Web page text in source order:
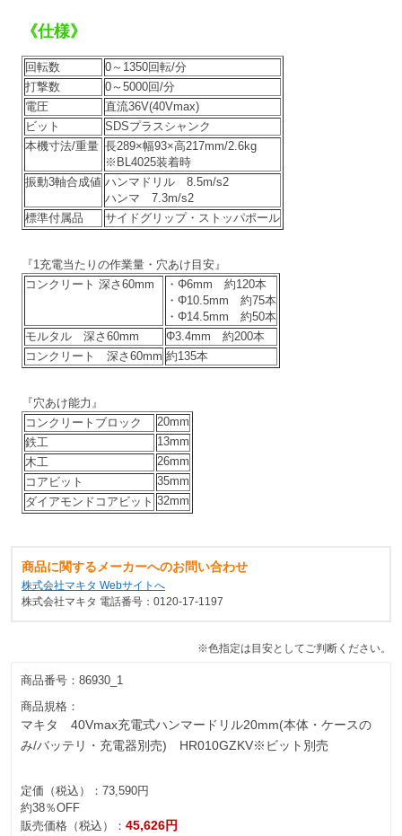
《仕様》
回転数
0～1350回転/分
打撃数
0～5000回/分
電圧
直流36V(40Vmax)
ビット
SDSプラスシャンク
本機寸法/重量 長289×幅93×高217mm/2.6kg
※BL4025装着時
振動3軸合成値 ハンマドリル 8.5m/s2
ハンマ 7.3m/s2
標準付属品
サイドグリップ・ストッパポール
『1充電当たりの作業量・穴あけ目安』
コンクリート 深さ60mm
・Φ6mm 約120本
・Φ10.5mm 約75本
・Φ14.5mm 約50本
モルタル 深さ60mm
Φ3.4mm 約200本
コンクリート 深さ60mm 約135本
『穴あけ能力』
コンクリートブロック
20mm
鉄工
13mm
木工
26mm
コアビット
35mm
ダイアモンドコアビット 32mm
商品に関するメーカーへのお問い合わせ
株式会社マキタ Webサイトへ
株式会社マキタ 電話番号：0120-17-1197
※色指定は目安としてご判断ください。
商品番号： 86930_1
商品規格：
マキタ 40Vmax充電式ハンマードリル20mm(本体・ケースの
み/バッテリ・充電器別売) HR010GZKV※ビット別売
定価（税込）： 73,590円
約38％OFF
販売価格（税込）： 45,626円